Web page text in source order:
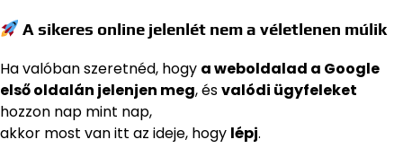
A sikeres online jelenlét nem a véletlenen múlik
Ha valóban szeretnéd, hogy a weboldalad a Google
első oldalán jelenjen meg, ésvalódi ügyfeleket
hozzon nap mint nap,
akkor most van itt az ideje, hogy lépj.